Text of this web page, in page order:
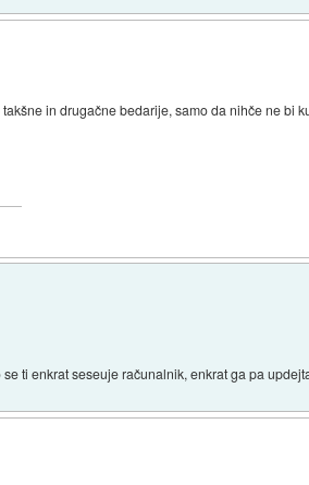
in drugačne bedarije, samo da nihče ne bi
ti enkrat seseuje računalnik, enkrat ga pa